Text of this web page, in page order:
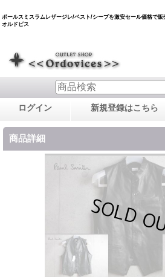
ポールスミスラムレザージレ/ベスト/シープを激安セール価格で
オルドビス
ログイン 新規登録はこちら
商品詳細